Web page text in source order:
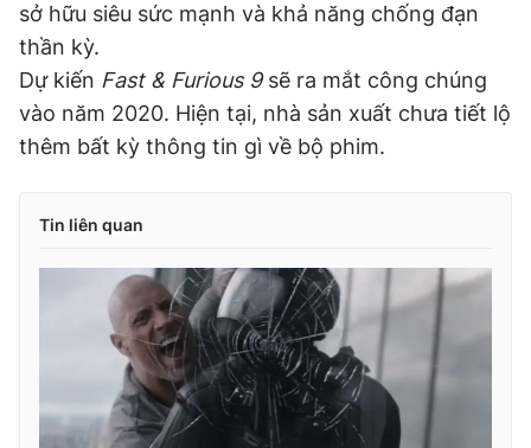
sở hữu siêu sức mạnh và khả năng chống đạn
thần kỳ.
Dự kiến Fast & Furious 9sẽ ra mắt công chúng
vào năm 2020. Hiện tại, nhà sản xuất chưa tiết lộ
thêm bất kỳ thông tin gì về bộ phim.
Tin liên quan